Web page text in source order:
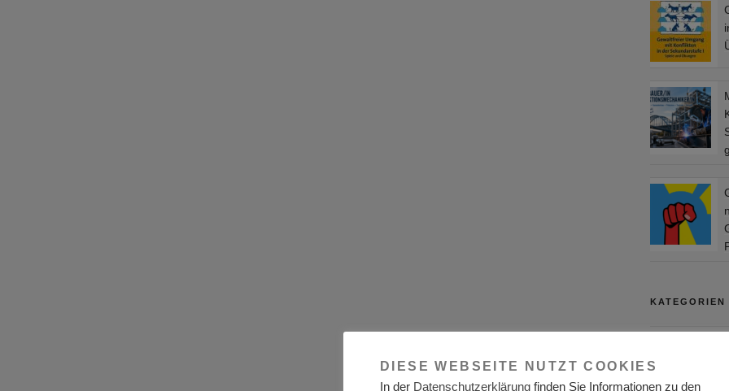
KATEGORIEN
Aktuelles
DIESE WEBSEITE NUTZT COOKIES
In der Datenschutzerklärung finden Sie Informationen zu den